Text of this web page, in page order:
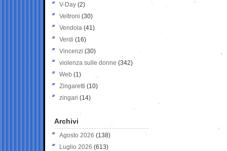
V-Day (2)
Veltroni (30)
Vendola (41)
Verdi (16)
Vincenzi (30)
violenza sulle donne (342)
Web (1)
Zingaretti (10)
zingari (14)
Archivi
Agosto 2026 (138)
Luglio 2026 (613)